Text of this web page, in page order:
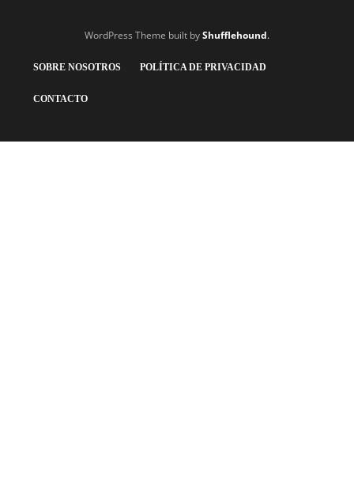
WordPress Theme built byShufflehound.
SOBRE NOSOTROS POLÍTICA DE PRIVACIDAD
CONTACTO